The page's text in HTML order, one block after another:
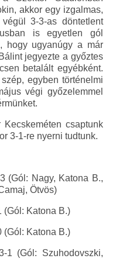
akkor egy izgalmas,
3-3-as döntetlent
is egyetlen gól
hogy ugyanúgy a már
jegyezte a győztes
betalált egyébként.
egyben történelmi
végi győzelemmel
csaptunk
3-1-re nyerni tudtunk.
(Gól: Nagy, Katona B.,
Ötvös)
(Gól: Katona B.)
(Gól: Katona B.)
1 (Gól: Szuhodovszki,